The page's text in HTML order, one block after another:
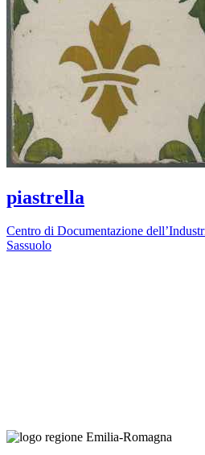
piastrella
Centro di Documentazione
Sassuolo